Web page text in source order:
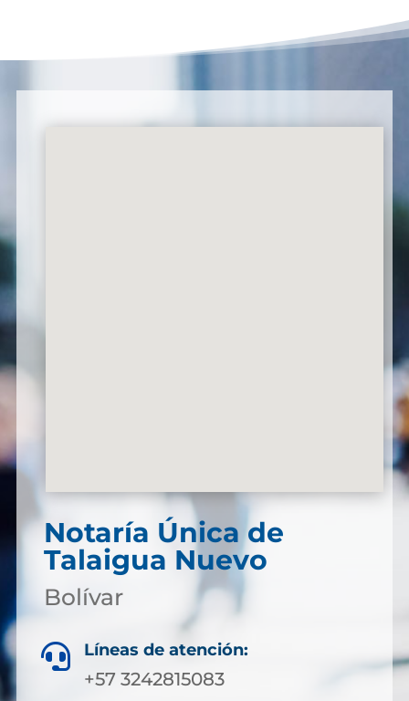
Notaría Única de
Talaigua Nuevo
Bolívar
 Líneas de atención:
+57 3242815083